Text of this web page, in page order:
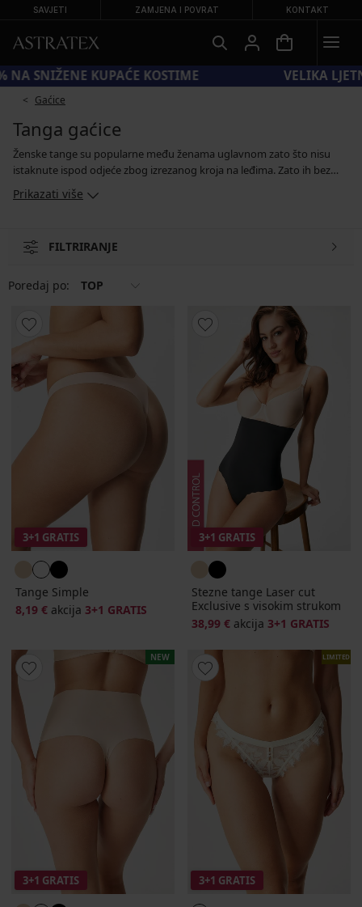
SAVJETI ZAMJENA I POVRAT KONTAKT
KOD SUN20 = −20 % NA SNIŽENE KUPAĆE KOSTIME
Gaćice
Tanga gaćice
Ženske tange su popularne među ženama uglavnom zato što nisu
istaknute ispod odjeće zbog izrezanog kroja na leđima. Zato ih bez
brige možete nositi ispod uskih hlača ili haljina. U našoj ponudi ćete
pronaći glatke osnovne tange, modele u boji i s uzorkom, tange s
tako da možete kupiti zavodljivi set u istom dizajnu.
Prikazati više
FILTRIRANJE
Poredaj po: TOP
3+1 GRATIS
Tange Simple
8,19 € akcija 3+1 GRATIS
3+1 GRATIS
Stezne tange Laser cut
Exclusive s visokim strukom
38,99 € akcija 3+1 GRATIS
NEW
3+1 GRATIS
LIMITED
3+1 GRATIS